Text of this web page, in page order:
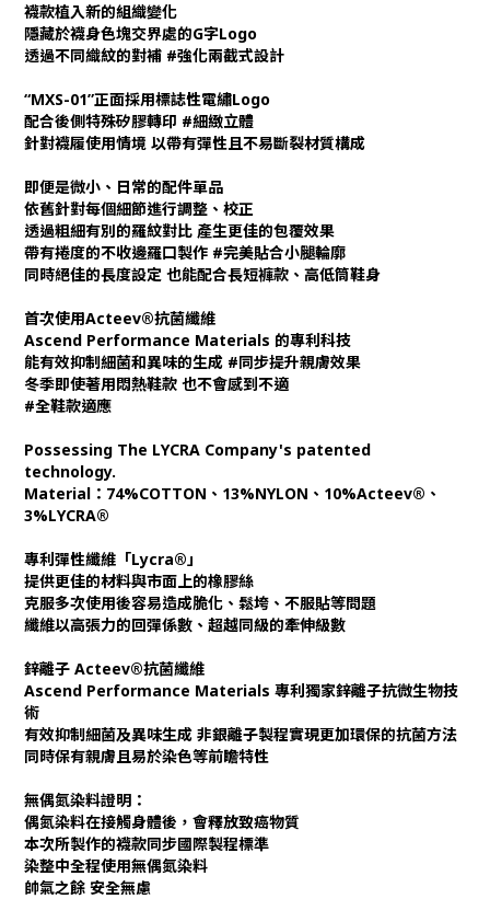
襪款植入新的組織變化
隱藏於襪身色塊交界處的G字Logo
透過不同織紋的對補 #強化兩截式設計
“MXS-01”正面採用標誌性電繡Logo
配合後側特殊矽膠轉印 #細緻立體
針對襪履使用情境 以帶有彈性且不易斷裂材質構成
即便是微小、日常的配件單品
依舊針對每個細節進行調整、校正
透過粗細有別的羅紋對比 產生更佳的包覆效果
帶有捲度的不收邊羅口製作 #完美貼合小腿輪廓
同時絕佳的長度設定 也能配合長短褲款、高低筒鞋身
首次使用Acteev®抗菌纖維
Ascend Performance Materials 的專利科技
能有效抑制細菌和異味的生成 #同步提升親膚效果
冬季即使著用悶熱鞋款 也不會感到不適
#全鞋款適應
Possessing The LYCRA Company's patented
technology.
Material：74%COTTON、13%NYLON、10%Acteev®、
3%LYCRA®
專利彈性纖維「Lycra®」
提供更佳的材料與市面上的橡膠絲
克服多次使用後容易造成脆化、鬆垮、不服貼等問題
纖維以高張力的回彈係數、超越同級的牽伸級數
鋅離子 Acteev®抗菌纖維
Ascend Performance Materials 專利獨家鋅離子抗微生物技
術
有效抑制細菌及異味生成 非銀離子製程實現更加環保的抗菌方法
同時保有親膚且易於染色等前瞻特性
無偶氮染料證明：
偶氮染料在接觸身體後，會釋放致癌物質
本次所製作的襪款同步國際製程標準
染整中全程使用無偶氮染料
帥氣之餘 安全無慮